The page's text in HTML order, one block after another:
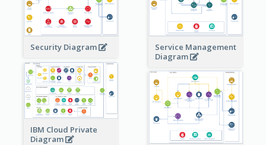
Security Diagram
Service Management
Diagram
IBM Cloud Private
Diagram